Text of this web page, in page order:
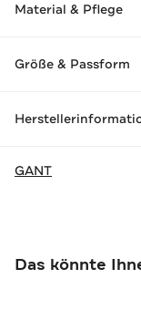
Material & Pflege
Größe & Passform
GANT
Das könnte